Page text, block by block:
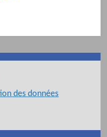
des données